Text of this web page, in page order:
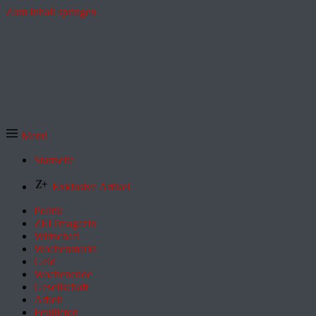
Zum Inhalt springen
Menü
Startseite
Exklusive Artikel
Politik
ZEITmagazin
Wirtschaft
Wochenmarkt
Geld
Wochenende
Gesellschaft
Arbeit
Feuilleton